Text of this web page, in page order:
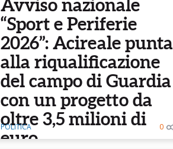
Avviso nazionale
“Sport e Periferie
2026”: Acireale punta
alla riqualificazione
del campo di Guardia
con un progetto da
oltre 3,5 milioni di
euro
POLITICA 0